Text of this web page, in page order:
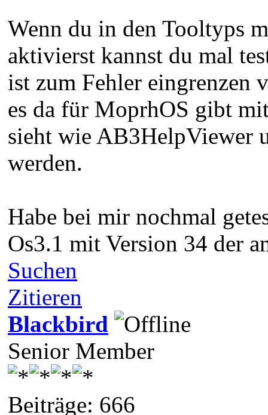
Wenn du in den Tooltyps
aktivierst kannst du mal
ist zum Fehler eingrenzen
es da für MoprhOS gibt
sieht wie AB3HelpViewer
werden.
Habe bei mir nochmal
Os3.1 mit Version 34 der
Suchen
Zitieren
Blackbird
Senior Member
Beiträge: 666